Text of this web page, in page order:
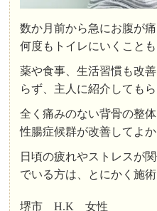
数か月前から急にお腹が
何度もトイレにいくことも
薬や食事、生活習慣も改
らず、主人に紹介しても
全く痛みのない背骨の整
性腸症候群が改善してよか
日頃の疲れやストレスが
でいる方は、とにかく施
堺市 H.K 女性